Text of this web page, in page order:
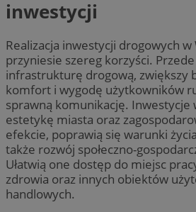
inwestycji
Realizacja inwestycji drogowych w
przyniesie szereg korzyści.
infrastrukturę drogową, zwiększy
komfort i wygodę użytkowników
sprawną komunikację. Inwestycje
estetykę miasta oraz
efekcie, poprawią się warunki
także rozwój społeczno-
Ułatwią one dostęp do miejsc
zdrowia oraz innych obiektów
handlowych.